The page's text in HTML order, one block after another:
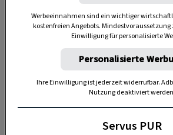
Werbeeinnahmen sind ein wichtiger
kostenfreien Angebots.
Einwilligung für personalisierte
Personalisierte
Ihre Einwilligung ist jederzeit widerrufbar.
Nutzung deaktiviert
Servus PUR